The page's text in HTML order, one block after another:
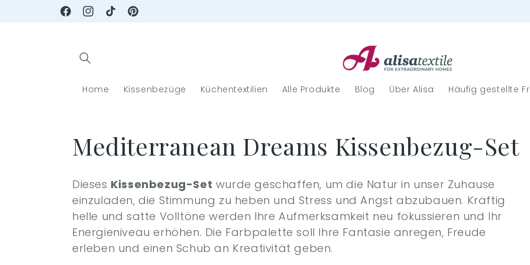
FacebookInstagram
TikTokPinterest
Home Kissenbezüge Küchentextilien Alle Produkte Blog Über Alisa Häufig gestellte
K
a
t
e
Mediterranean Dreams Kissenbezug-Set
Dieses Kissenbezug-Set wurde geschaffen, um die Natur in unser Zuhause
einzuladen, die Stimmung zu heben und Stress und Angst abzubauen. Kräftig
helle und satte Volltöne werden Ihre Aufmerksamkeit neu fokussieren und Ihr
Energieniveau erhöhen. Die Farbpalette soll Ihre Fantasie anregen, Freude
erleben und einen Schub an Kreativität geben.